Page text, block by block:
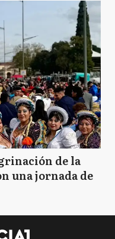
de la
una jornada de